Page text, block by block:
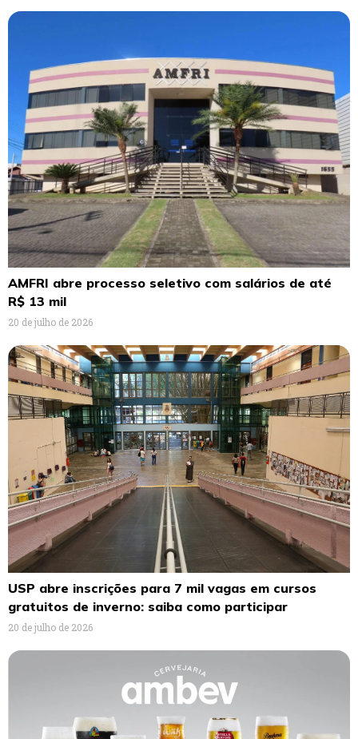
AMFRI abre processo seletivo com salários de até
R$ 13 mil
20 de julho de 2026
USP abre inscrições para 7 mil vagas em cursos
gratuitos de inverno: saiba como participar
20 de julho de 2026